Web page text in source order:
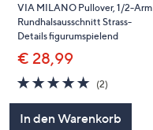
VIA MILANO Pullover, 1/2-Arm
Rundhalsausschnitt Strass-
Details figurumspielend
€ 28,99
5.0
von
(2)2
In den Warenkorb